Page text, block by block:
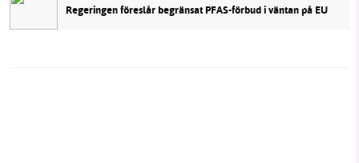
Regeringen föreslår begränsat PFAS-förbud i väntan på EU